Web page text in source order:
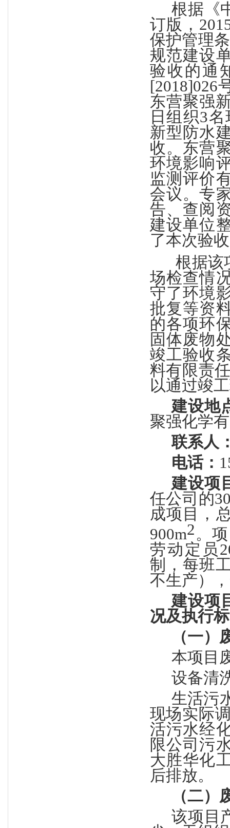
根据《
订版，
保护管理
规范建设
验收的通
[2018]026
东营聚强
日组织3
新型防水
收。东营
环境影响
监测评价
会议。专
告、查阅
建设单位
了本次验
根据该
场检查情
守了环境
批复等资
的各项环
固体废物
竣工验收
料有限责
以通过竣
建设地
聚强化学
联系人
电话：
建设项
任公司的
成项目，
900m2。
劳动定员
制，每班
不生产）
建设项
况及执行
（一）
本项目
设备清
生活污
现场实际
活污水经
限公司污
大胜华化
后排放。
（二）
该项目